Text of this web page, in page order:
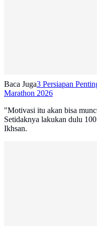
Baca Juga3 Persiapan
Marathon 2026
"Motivasi itu akan bisa
Setidaknya lakukan dulu
Ikhsan.